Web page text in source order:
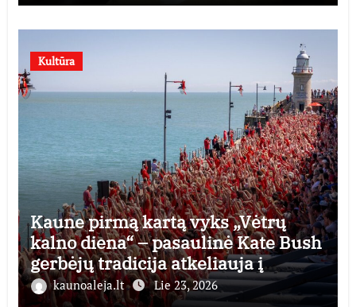
Kultūra
Kaune pirmą kartą vyks „Vėtrų
kalno diena“ – pasaulinė Kate Bush
gerbėjų tradicija atkeliauja į
Lietuvą
kaunoaleja.lt Lie 23, 2026